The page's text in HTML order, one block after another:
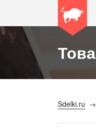
Sdelki.ru